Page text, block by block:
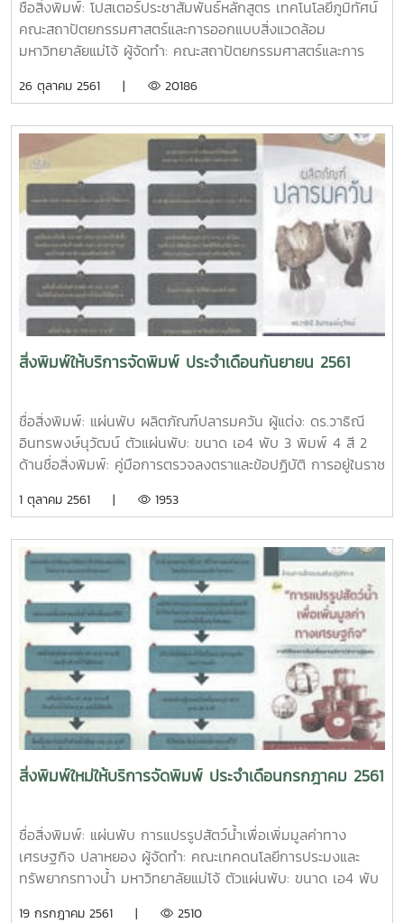
ชื่อสิ่งพิมพ์: โปสเตอร์ประชาสัมพันธ์หลักสูตร เทคโนโลยีภูมิทัศน์
คณะสถาปัตยกรรมศาสตร์และการออกแบบสิ่งแวดล้อม
มหาวิทยาลัยแม่โจ้ ผู้จัดทำ: คณะสถาปัตยกรรมศาสตร์และการ
12x18 นิ้ว กระดาษอาร์ตมัน 120 แกรม พิมพ์ 4 สีชื่อสิ่งพิมพ์:
หน้า: 40 หน้า ตัวเล่ม: ขนาด เอ4 ปกอาร์ตมัน 260 แกรม พิมพ์
4 สี เคลือบมัน เนื้อในอาร์ตมัน 120 แกรม พิมพ์ 4 สี เข้าเล่มไส
กาวชื่อสิ่งพิมพ์: สูจิบัตรการแสดงและการประกวดกล้วยไม้ ไม้
ดอกไม้ประดับ งานเกษตรแม่โจ้ 85 ปี ผู้จัดทำ: ศูนย์กล้วยไม้ ไม้
ดอกไม้ประดับ ตัวเล่ม: ขนาด เอ5 ปกอาร์ตมัน 210 แกรม พิมพ์
4 สี เคลือบมัน เนื้อในปอนด์ 70 แกรม พิมพ์ 4 สี เข้าเล่มมุง
หลังคาชื่อสิ่งพิมพ์: หนังสือ การแปรรูปด้วยความร้อนและไม่ใช้
ความร้อน ด้วยเทคโนโลยีสมัยใหม่ ผู้แต่ง: ฤทธิชัย อัศวราชันย์
ISBN: 978-616-478-289-1 ปีที่พิมพ์: ตุลาคม 2561 จำนวน
หน้า: 206 หน้า ตัวเล่ม: ขนาด เอ4 ปกอาร์ตมัน 260 แกรม
พิมพ์ 4 สี เคลือบมัน เนื้อในปอนด์ 80 แกรม พิมพ์ 1 สี เข้าเล่ม
ไสกาวชื่อสิ่งพิมพ์: หนังสือ หน่วยปฏิบัติการทางวิศวกรรมอาหาร
พิมพ์: ตุลาคม 2561 จำนวนหน้า: 254 หน้า ตัวเล่ม: ขนาด เอ4
ปกอาร์ตมัน 260 แกรม พิมพ์ 4 สี เคลือบมัน เนื้อในปอนด์ 80
แกรม พิมพ์ 1 สี เข้าเล่มไสกาวชื่อสิ่งพิมพ์: แผ่นพับ การแสดง
ผู้จัดทำ: ศูนย์กล้วยไม้ ไม้ดอกไม้ประดับ ตัวแผ่นพับ: ขนาด เอ4
26 ตุลาคม 2561 | 20186
สิ่งพิมพ์ให้บริการจัดพิมพ์ ประจำเดือนกันยายน 2561
ชื่อสิ่งพิมพ์: แผ่นพับ ผลิตภัณฑ์ปลารมควัน ผู้แต่ง: ดร.วาธิณี
อินทรพงษ์นุวัฒน์ ตัวแผ่นพับ: ขนาด เอ4 พับ 3 พิมพ์ 4 สี 2
ด้านชื่อสิ่งพิมพ์: คู่มือการตรวจลงตราและข้อปฏิบัติ การอยู่ในราช
ชาติที่มาศึกษา แลกเปลี่ยน หรือปฏิบัติงาน ณ มหาวิทยาลัยแม่โจ้
หน้า ตัวเล่ม: ขนาด เอ5 ปกอาร์ตมัน 260 แกรม พิมพ์ 4 สี
เคลือบมัน เนื้อใน ปอนด์ 70 แกรม พิมพ์ 4 สี เข้าเล่มมุงหลังคา
ชื่อสิ่งพิมพ์: หนังสืองานแสดงมุทิตาจิตแด่ผู้เกษียณอายุราชการ
ประจำปีงบประมาณ 2561 คณะผลิตกรรมการเกษตร ผู้จัดทำ:
คณะผลิตกรรมการเกษตร มหาวิทยาลัยแม่โจ้ จำนวนหน้า: 24
หน้า ตัวเล่ม: ขนาด เอ5 ปกอาร์ตมัน 210 แกรม พิมพ์ 4 สี
เคลือบมัน เนื้อใน ปอนด์ 70 แกรม พิมพ์ 4 สี เข้าเล่มมุงหลังคา
ชื่อสิ่งพิมพ์: หนังสือ งานแสดงมุทิตาจิตผู้เกษียณอายุ
มหาวิทยาลัยแม่โจ้ ประจำปี 2561 ผู้จัดทำ: กองการเจ้าหน้าที่
สำนักงานอธิการบดี จำนวนหน้า: 104 หน้า ตัวเล่ม: ขนาด เอ5
ปกอาร์ตมัน 260 แกรม พิมพ์ 4 สี เคลือบด้าน เนื้อในปอนด์ 70
แกรม พิมพ์ 4 สี/ 1 สี เข้าเล่มไสกาวชื่อสิ่งพิมพ์: เอกสาร การจัด
บัณฑิตวิทยาลัย มหาวิทยาลัยแม่โจ้ จำนวนหน้า: 40 หน้า ตัวเล่ม:
ขนาด เอ5 ปกอร์ตมัน 210 แกรม พิมพ์ 4 สี เคลือบมัน เนื้อใน
ปอนด์ 70 แกรม พิมพ์ 4 สี เข้าเล่มมุงหลังคาชื่อสิ่งพิมพ์:
1 ตุลาคม 2561 | 1953
สิ่งพิมพ์ใหม่ให้บริการจัดพิมพ์ ประจำเดือนกรกฎาคม 2561
ชื่อสิ่งพิมพ์: แผ่นพับ การแปรรูปสัตว์น้ำเพื่อเพิ่มมูลค่าทาง
เศรษฐกิจ ปลาหยอง ผู้จัดทำ: คณะเทคดนโลยีการประมงและ
ทรัพยากรทางน้ำ มหาวิทยาลัยแม่โจ้ ตัวแผ่นพับ: ขนาด เอ4 พับ
19 กรกฎาคม 2561 | 2510